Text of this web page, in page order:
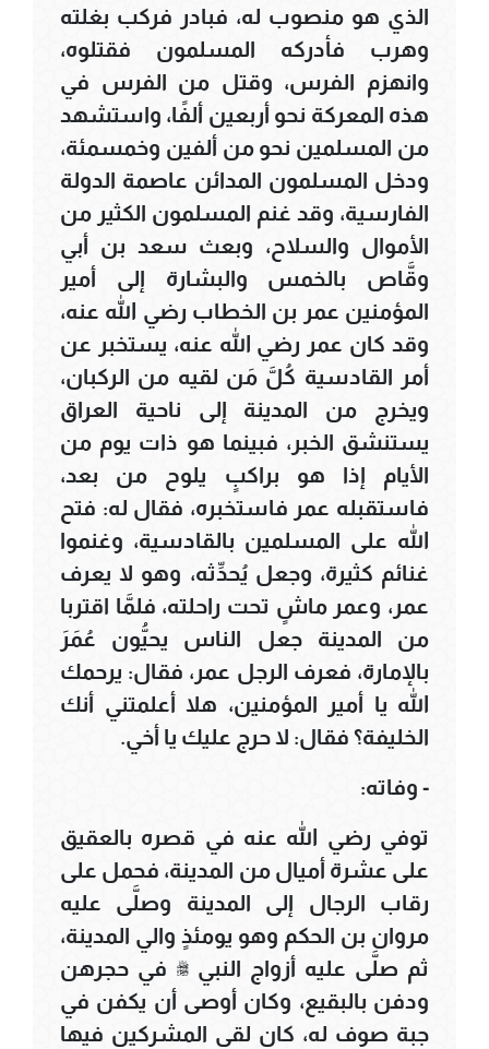
الذي هو منصوب له، فبادر فركب بغلته
وهرب فأدركه المسلمون فقتلوه،
وانهزم الفرس، وقتل من الفرس في
هذه المعركة نحو أربعين ألفًا، واستشهد
من المسلمين نحو من ألفين وخمسمئة،
ودخل المسلمون المدائن عاصمة الدولة
الفارسية، وقد غنم المسلمون الكثير من
الأموال والسلاح، وبعث سعد بن أبي
وقَّاص بالخمس والبشارة إلى أمير
المؤمنين عمر بن الخطاب رضي الله عنه،
وقد كان عمر رضي الله عنه، يستخبر عن
أمر القادسية كُلَّ مَن لقيه من الركبان،
ويخرج من المدينة إلى ناحية العراق
يستنشق الخبر، فبينما هو ذات يوم من
الأيام إذا هو براكبٍ يلوح من بعد،
فاستقبله عمر فاستخبره، فقال له: فتح
الله على المسلمين بالقادسية، وغنموا
غنائم كثيرة، وجعل يُحدِّثه، وهو لا يعرف
عمر، وعمر ماشٍ تحت راحلته، فلمَّا اقتربا
من المدينة جعل الناس يحيُّون عُمَرَ
بالإمارة، فعرف الرجل عمر، فقال: يرحمك
الله يا أمير المؤمنين، هلا أعلمتني أنك
الخليفة؟ فقال: لا حرج عليك يا أخي.
- وفاته:
توفي رضي الله عنه في قصره بالعقيق
على عشرة أميال من المدينة، فحمل على
رقاب الرجال إلى المدينة وصلَّى عليه
مروان بن الحكم وهو يومئذٍ والي المدينة،
ثم صلَّى عليه أزواج النبي ﷺ في حجرهن
ودفن بالبقيع، وكان أوصى أن يكفن في
جبة صوف له، كان لقي المشركين فيها